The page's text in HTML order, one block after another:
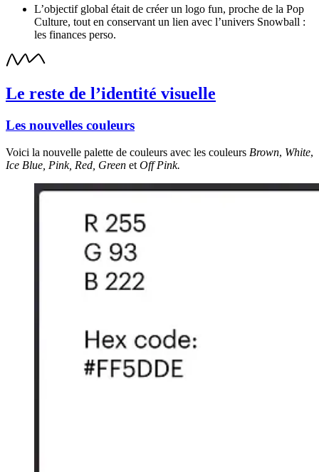
L’objectif global était de créer un logo fun, proche de la Pop
Culture, tout en conservant un lien avec l’univers Snowball :
les finances perso.
Le reste de l’identité visuelle
Les nouvelles couleurs
Voici la nouvelle palette de couleurs avec les couleurs Brown, White,
Ice Blue, Pink, Red, Green et Off Pink.